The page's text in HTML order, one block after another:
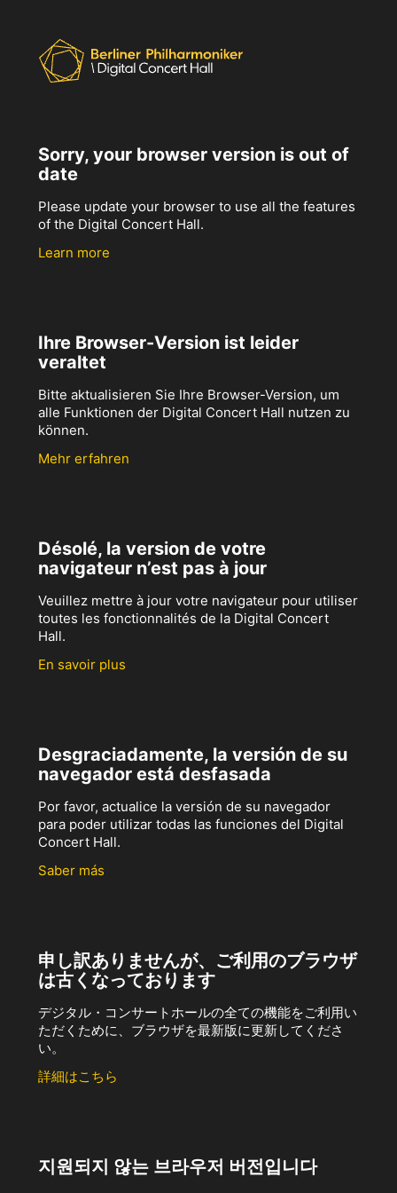
Sorry, your browser version is out of
date
Please update your browser to use all the features
of the Digital Concert Hall.
Learn more
Ihre Browser-Version ist leider
veraltet
Bitte aktualisieren Sie Ihre Browser-Version, um
alle Funktionen der Digital Concert Hall nutzen zu
können.
Mehr erfahren
Désolé, la version de votre
navigateur n’est pas à jour
Veuillez mettre à jour votre navigateur pour utiliser
toutes les fonctionnalités de la Digital Concert
Hall.
En savoir plus
Desgraciadamente, la versión de su
navegador está desfasada
Por favor, actualice la versión de su navegador
para poder utilizar todas las funciones del Digital
Concert Hall.
Saber más
申し訳ありませんが、ご利用のブラウザ
は古くなっております
デジタル・コンサートホールの全ての機能をご利用い
ただくために、ブラウザを最新版に更新してくださ
い。
詳細はこちら
지원되지 않는 브라우저 버전입니다